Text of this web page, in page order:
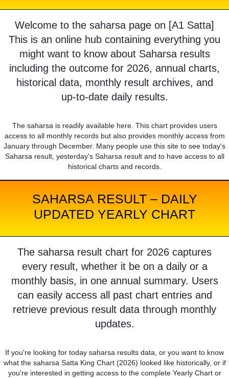
Welcome to the saharsa page on [A1 Satta]
This is an online hub containing everything you
might want to know about Saharsa results
including the outcome for 2026, annual charts,
historical data, monthly result archives, and
up-to-date daily results.
The saharsa is readily available here. This chart provides users
access to all monthly records but also provides monthly access from
January through December. Many people use this site to see today's
Saharsa result, yesterday's Saharsa result and to have access to all
historical charts and records.
SAHARSA RESULT – DAILY
UPDATED YEARLY CHART
The saharsa result chart for 2026 captures
every result, whether it be on a daily or a
monthly basis, in one annual summary. Users
can easily access all past chart entries and
retrieve previous result data through monthly
updates.
If you're looking for today saharsa results data, or you want to know
what the saharsa Satta King Chart (2026) looked like historically, or if
you're interested in getting access to the complete Yearly Chart or